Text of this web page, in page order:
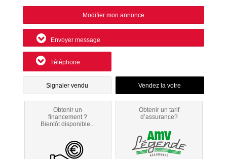
Modifier mon annonce
Envoyer message
Téléphone
Signaler vendu
Obtenir un
financement ?
Bientôt disponible...
Obtenir un tarif
d’assurance?